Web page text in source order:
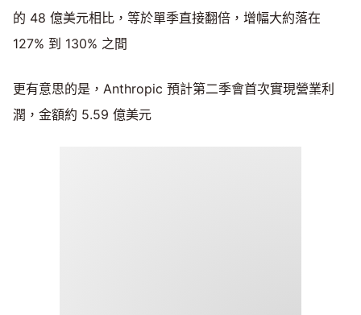
的 48 億美元相比，等於單季直接翻倍，增幅大約落在
127% 到 130% 之間
更有意思的是，Anthropic 預計第二季會首次實現營業利
潤，金額約 5.59 億美元